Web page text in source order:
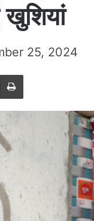
खुशियां
25, 2024
via Email Print